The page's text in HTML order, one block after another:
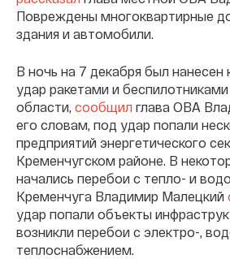
Повреждены многоквартирные
здания и автомобили.
В ночь на 7 декабря был
удар ракетами и
области, сообщил глава ОВА
его словам, под удар попали
предприятий энергетического
Кременчугском районе. В
начались перебои с тепло- и
Кременчуга Владимир Малецкий
удар попали объекты
возникли перебои с электро-,
теплоснабжением.